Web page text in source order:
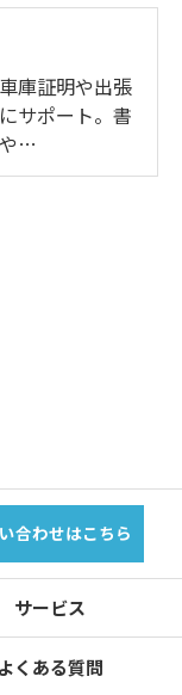
庫証明や出張
サポート。書
…
合わせはこちら
サービス
よくある質問